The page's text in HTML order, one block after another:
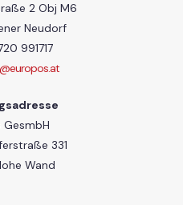
2 Obj M6
Neudorf
991717
GesmbH
331
Wand